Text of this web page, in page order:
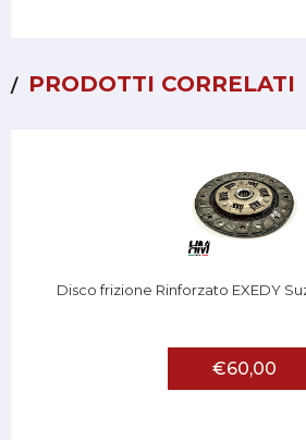
PRODOTTI CORRELATI
Disco frizione Rinforzato EXEDY
€60,00